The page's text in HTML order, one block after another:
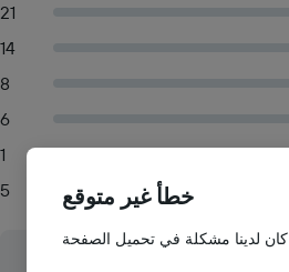
21
14
8
6
1
5 خطأ غير متوقع
كان لدينا مشكلة في تحميل الصفحة